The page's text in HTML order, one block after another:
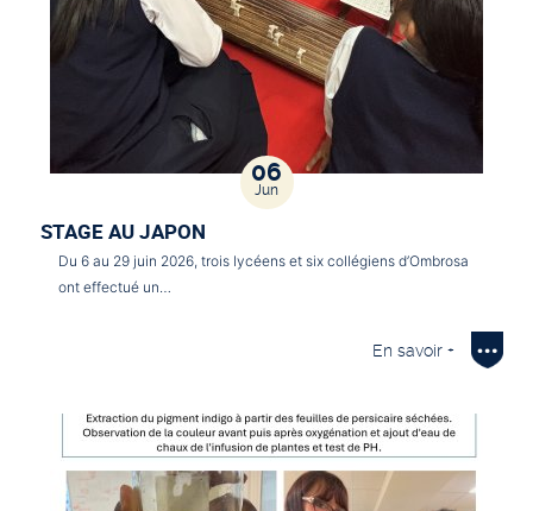
06
Jun
STAGE AU JAPON
Du 6 au 29 juin 2026, trois lycéens et six collégiens d’Ombrosa
ont effectué un…
En savoir +